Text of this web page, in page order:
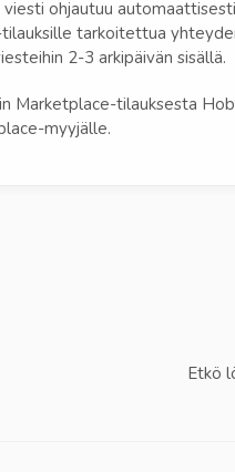
ohjautuu
tarkoitettua
2-3 arkipäivän sisällä.
Marketplace-tilauksesta
myyjälle.
Etkö